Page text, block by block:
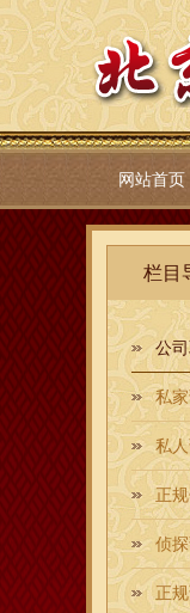
网站首页
栏目
公
私
私
正
侦
正